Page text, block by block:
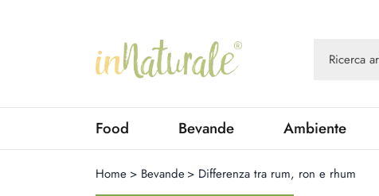
Food Bevande Ambiente
Home > Bevande > Differenza tra rum, ron e rhum